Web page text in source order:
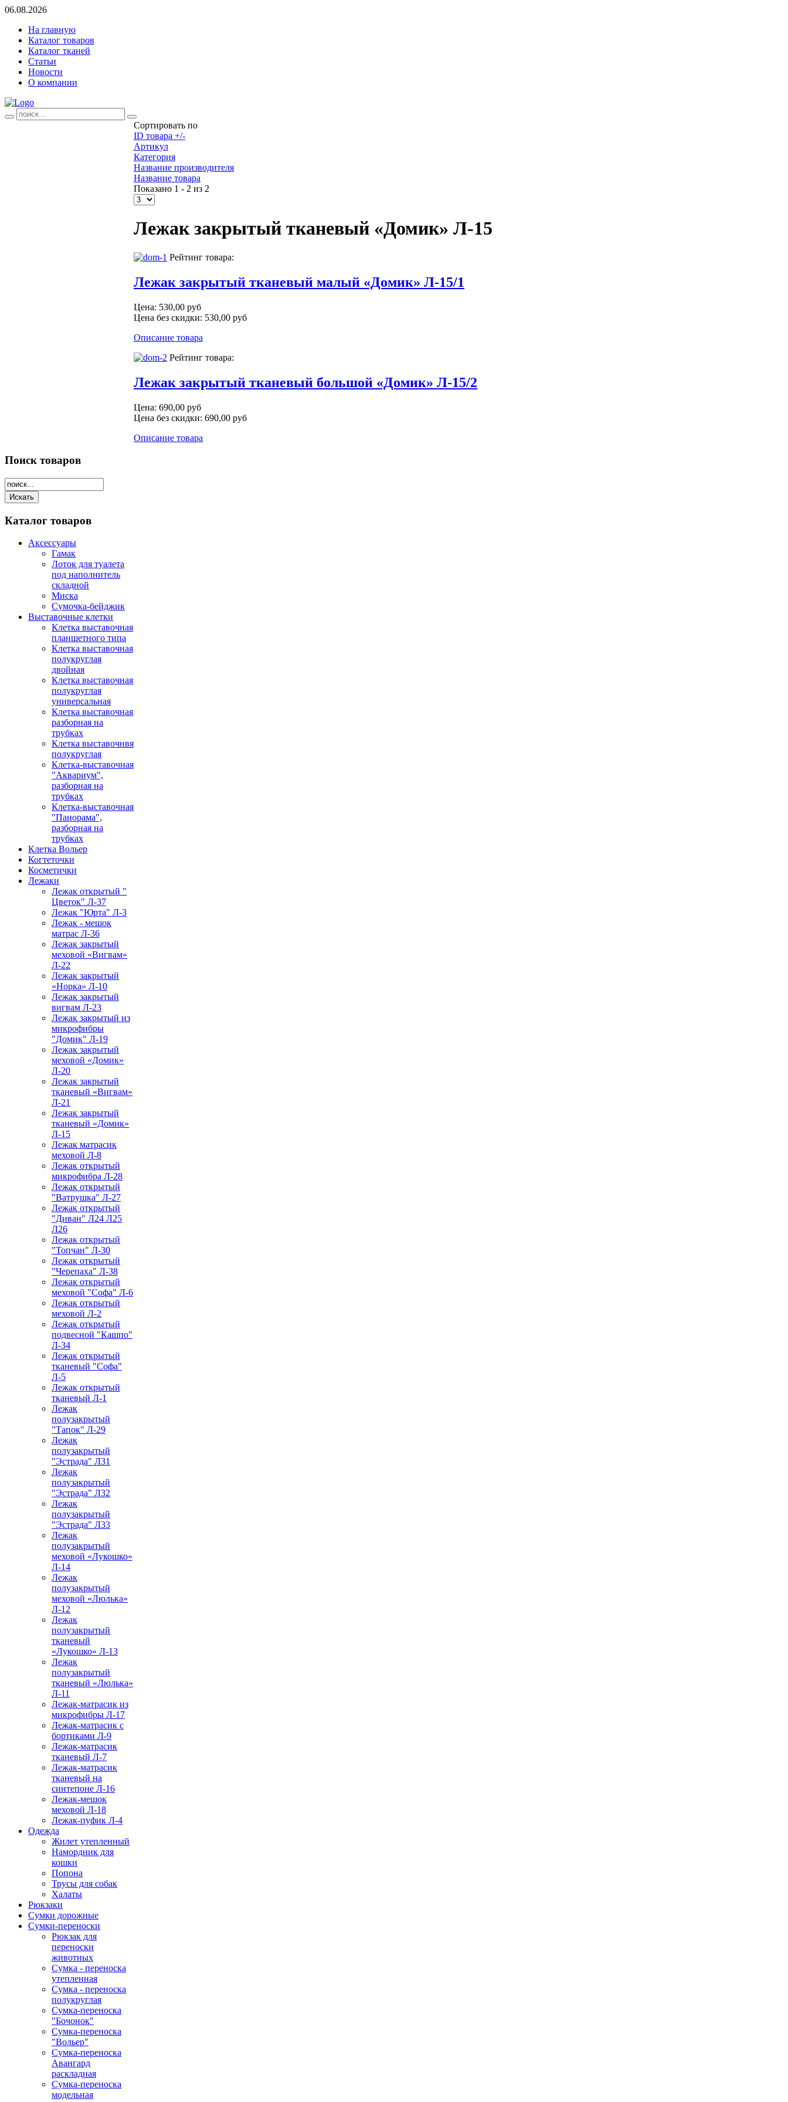
06.08.2026
На главную
Каталог товаров
Каталог тканей
Статьи
Новости
О компании
Сортировать по
ID товара +/-
Артикул
Категория
Название производителя
Название товара
Показано 1 - 2 из 2
Лежак закрытый тканевый «Домик» Л-15
Рейтинг товара:
Лежак закрытый тканевый малый «Домик» Л-15/1
Цена: 530,00 руб
Цена без скидки: 530,00 руб
Описание товара
Рейтинг товара:
Лежак закрытый тканевый большой «Домик» Л-15/2
Цена: 690,00 руб
Цена без скидки: 690,00 руб
Описание товара
Поиск товаров
Каталог товаров
Аксессуары
Гамак
Лоток для туалета
под наполнитель
складной
Миска
Сумочка-бейджик
Выставочные клетки
Клетка выставочная
планшетного типа
Клетка выставочная
полукруглая
двойная
Клетка выставочная
полукруглая
универсальная
Клетка выставочная
разборная на
трубках
Клетка выставочнвя
полукруглая
Клетка-выставочная
"Аквариум",
разборная на
трубках
Клетка-выставочная
"Панорама",
разборная на
трубках
Клетка Вольер
Когтеточки
Косметички
Лежаки
Лежак открытый "
Цветок" Л-37
Лежак "Юрта" Л-3
Лежак - мешок
матрас Л-36
Лежак закрытый
меховой «Вигвам»
Л-22
Лежак закрытый
«Норка» Л-10
Лежак закрытый
вигвам Л-23
Лежак закрытый из
микрофибры
"Домик" Л-19
Лежак закрытый
меховой «Домик»
Л-20
Лежак закрытый
тканевый «Вигвам»
Л-21
Лежак закрытый
тканевый «Домик»
Л-15
Лежак матрасик
меховой Л-8
Лежак открытый
микрофибра Л-28
Лежак открытый
"Ватрушка" Л-27
Лежак открытый
"Диван" Л24 Л25
Л26
Лежак открытый
"Топчан" Л-30
Лежак открытый
"Черепаха" Л-38
Лежак открытый
меховой "Софа" Л-6
Лежак открытый
меховой Л-2
Лежак открытый
подвесной "Кашпо"
Л-34
Лежак открытый
тканевый "Софа"
Л-5
Лежак открытый
тканевый Л-1
Лежак
полузакрытый
"Тапок" Л-29
Лежак
полузакрытый
"Эстрада" Л31
Лежак
полузакрытый
"Эстрада" Л32
Лежак
полузакрытый
"Эстрада" Л33
Лежак
полузакрытый
меховой «Лукошко»
Л-14
Лежак
полузакрытый
меховой «Люлька»
Л-12
Лежак
полузакрытый
тканевый
«Лукошко» Л-13
Лежак
полузакрытый
тканевый «Люлька»
Л-11
Лежак-матрасик из
микрофибры Л-17
Лежак-матрасик с
бортиками Л-9
Лежак-матрасик
тканевый Л-7
Лежак-матрасик
тканевый на
синтепоне Л-16
Лежак-мешок
меховой Л-18
Лежак-пуфик Л-4
Одежда
Жилет утепленный
Намордник для
кошки
Попона
Трусы для собак
Халаты
Рюкзаки
Сумки дорожные
Сумки-переноски
Рюкзак для
переноски
животных
Сумка - переноска
утепленная
Сумка - переноска
полукруглая
Сумка-переноска
"Бочонок"
Сумка-переноска
"Вольер"
Сумка-переноска
Авангард
раскладная
Сумка-переноска
модельная